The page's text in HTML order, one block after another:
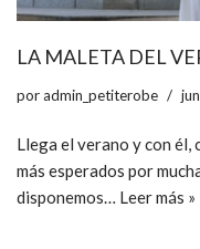
LA MALETA DEL
poradmin_petiterobe
Llega el verano y con él,
más esperados por
disponemos… Leer más »